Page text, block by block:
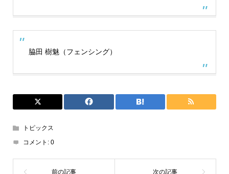
脇田 樹魅（フェンシング）
トピックス
コメント: 0